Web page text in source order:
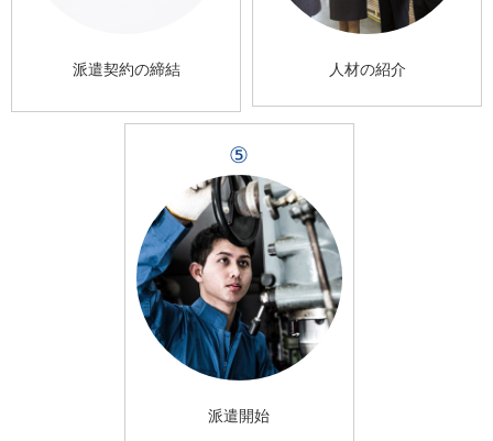
派遣契約の締結 人材の紹介
⑤
派遣開始